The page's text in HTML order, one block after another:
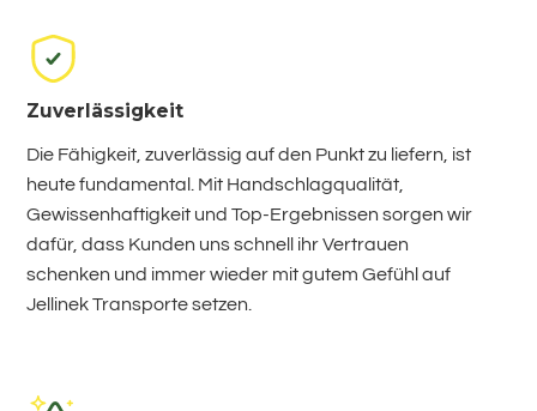
Zuverlässigkeit
Die Fähigkeit, zuverlässig auf den Punkt zu liefern, ist
heute fundamental. Mit Handschlagqualität,
Gewissenhaftigkeit und Top-Ergebnissen sorgen wir
dafür, dass Kunden uns schnell ihr Vertrauen
schenken und immer wieder mit gutem Gefühl auf
Jellinek Transporte setzen.